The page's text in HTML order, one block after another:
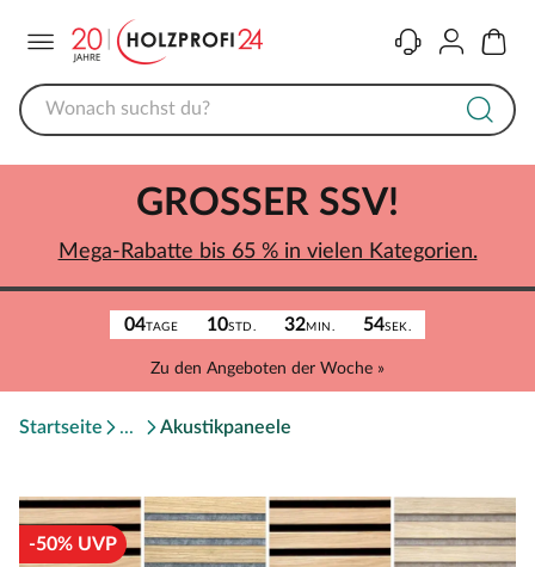
KontaktKonto
04TAGE 10STD. 32MIN. 54SEK.
Zu den Angeboten der Woche »
GROSSER SSV!
Mega-Rabatte bis 65 % in vielen Kategorien.
Startseite Akustikpaneele
-50% UVP